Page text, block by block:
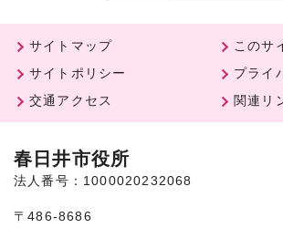
サイトマップ
このサ
サイトポリシー
プライ
交通アクセス
関連リ
春日井市役所
法人番号：1000020232068
〒486-8686